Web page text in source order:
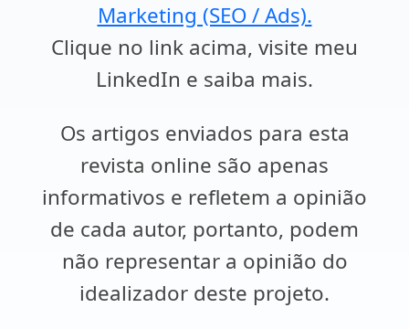
Marketing (SEO / Ads).
Clique no link acima, visite meu
LinkedIn e saiba mais.
Os artigos enviados para esta
revista online são apenas
informativos e refletem a opinião
de cada autor, portanto, podem
não representar a opinião do
idealizador deste projeto.